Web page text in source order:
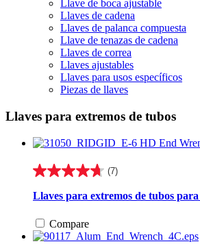
Llave de boca ajustable
Llaves de cadena
Llaves de palanca compuesta
Llave de tenazas de cadena
Llaves de correa
Llaves ajustables
Llaves para usos específicos
Piezas de llaves
Llaves para extremos de tubos
(7)
4.7
5
7
reseñas
Llaves para extremos de tubos
Compare